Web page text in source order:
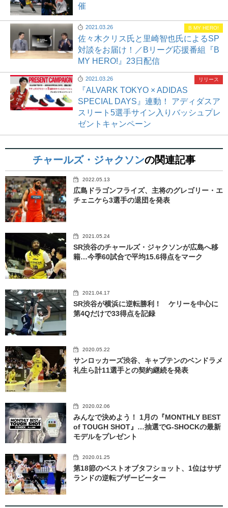
催
2021.03.26
佐々木クリス氏と里崎智也氏によるSP
対談をお届け！／Bリーグ応援番組『B
MY HERO!』23日配信
B MY HERO!
2021.03.26
『ALVARK TOKYO × ADIDAS
SPECIAL DAYS』連動！ アディダスア
スリート5選手サイン入りバッシュプレ
ゼントキャンペーン
リリース
チャールズ・ジャクソンの関連記事
2022.05.13
広島ドラゴンフライズ、主将のグレゴリー・エ
チェニケら3選手の退団を発表
2021.05.24
SR渋谷のチャールズ・ジャクソンが広島へ移
籍…今季60試合で平均15.6得点をマーク
2021.04.17
SR渋谷が横浜に逆転勝利！ ケリーを中心に
第4Qだけで33得点を記録
2020.05.22
サンロッカーズ渋谷、キャプテンのベンドラメ
礼生ら計11選手との契約継続を発表
2020.02.06
みんなで決めよう！ 1月の『MONTHLY BEST
of TOUGH SHOT』…抽選でG-SHOCKの最新
モデルをプレゼント
2020.01.25
第18節のベストオブタフショット、1位はサザ
ランドの逆転ブザービーター